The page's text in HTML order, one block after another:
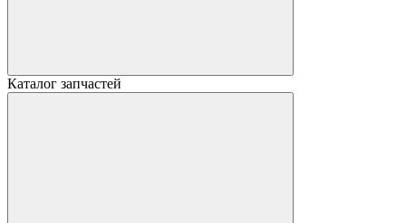
Каталог запчастей